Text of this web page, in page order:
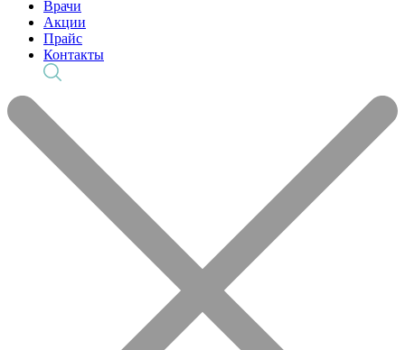
Врачи
Акции
Прайс
Контакты